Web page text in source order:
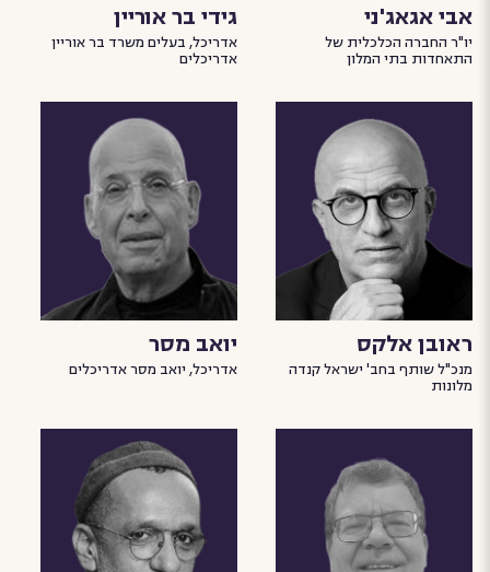
אבי אגאג'ני
יו"ר החברה הכלכלית של
התאחדות בתי המלון
גידי בר אוריין
אדריכל, בעלים משרד בר אוריין
אדריכלים
ראובן אלקס
מנכ"ל שותף בחב' ישראל קנדה
מלונות
יואב מסר
אדריכל, יואב מסר אדריכלים